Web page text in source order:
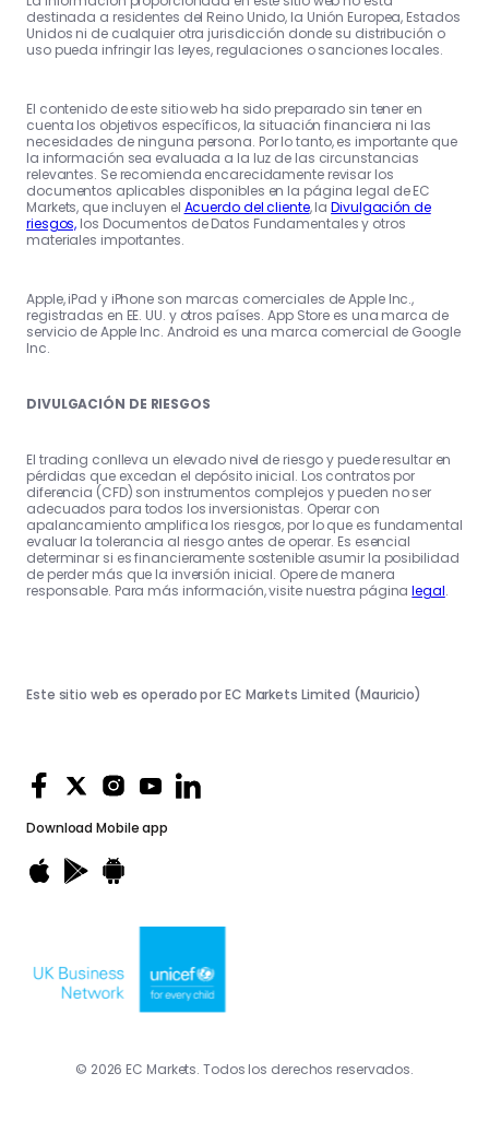
destinada a residentes del Reino Unido, la Unión Europea, Estados
Unidos ni de cualquier otra jurisdicción donde su distribución o
uso pueda infringir las leyes, regulaciones o sanciones locales.
El contenido de este sitio web ha sido preparado sin tener en
cuenta los objetivos específicos, la situación financiera ni las
necesidades de ninguna persona. Por lo tanto, es importante que
la información sea evaluada a la luz de las circunstancias
relevantes. Se recomienda encarecidamente revisar los
documentos aplicables disponibles en la página legal de EC
Markets, que incluyen el Acuerdo del cliente, laDivulgación de
riesgos, los Documentos de Datos Fundamentales y otros
materiales importantes.
Apple, iPad y iPhone son marcas comerciales de Apple Inc.,
registradas en EE. UU. y otros países. App Store es una marca de
servicio de Apple Inc. Android es una marca comercial de Google
Inc.
DIVULGACIÓN DE RIESGOS
El trading conlleva un elevado nivel de riesgo y puede resultar en
pérdidas que excedan el depósito inicial. Los contratos por
diferencia (CFD) son instrumentos complejos y pueden no ser
adecuados para todos los inversionistas. Operar con
apalancamiento amplifica los riesgos, por lo que es fundamental
evaluar la tolerancia al riesgo antes de operar. Es esencial
determinar si es financieramente sostenible asumir la posibilidad
de perder más que la inversión inicial. Opere de manera
responsable. Para más información, visite nuestra páginalegal.
Download Mobile app
Este sitio web es operado por EC Markets Limited (Mauricio)
© 2026 EC Markets. Todos los derechos reservados.